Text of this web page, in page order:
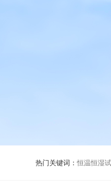
热门关键词：恒温恒湿试